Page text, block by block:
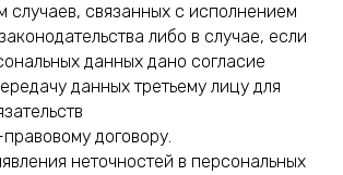
случаев, связанных с исполнением
либо в случае, если
данных дано согласие
данных третьему лицу для
договору.
неточностей в персональных